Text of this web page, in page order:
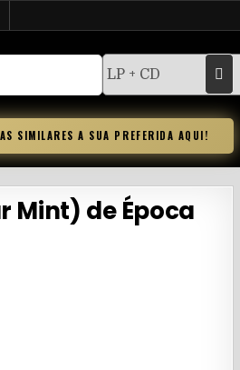
SIMILARES A SUA PREFERIDA AQUI!
Mint) de Época